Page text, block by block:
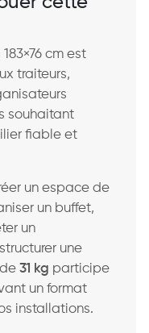
cm est
traiteurs,
souhaitant
fiable et
un espace de
un buffet,
un
une
31 kg participe
un format
installations.